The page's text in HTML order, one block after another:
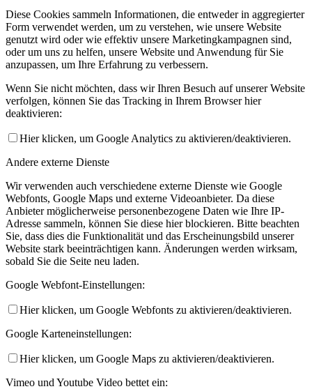
Diese Cookies sammeln Informationen, die entweder in aggregierter
Form verwendet werden, um zu verstehen, wie unsere Website
genutzt wird oder wie effektiv unsere Marketingkampagnen sind,
oder um uns zu helfen, unsere Website und Anwendung für Sie
anzupassen, um Ihre Erfahrung zu verbessern.
Wenn Sie nicht möchten, dass wir Ihren Besuch auf unserer Website
verfolgen, können Sie das Tracking in Ihrem Browser hier
deaktivieren:
Hier klicken, um Google Analytics zu aktivieren/deaktivieren.
Andere externe Dienste
Wir verwenden auch verschiedene externe Dienste wie Google
Webfonts, Google Maps und externe Videoanbieter. Da diese
Anbieter möglicherweise personenbezogene Daten wie Ihre IP-
Adresse sammeln, können Sie diese hier blockieren. Bitte beachten
Sie, dass dies die Funktionalität und das Erscheinungsbild unserer
Website stark beeinträchtigen kann. Änderungen werden wirksam,
sobald Sie die Seite neu laden.
Google Webfont-Einstellungen:
Hier klicken, um Google Webfonts zu aktivieren/deaktivieren.
Google Karteneinstellungen:
Hier klicken, um Google Maps zu aktivieren/deaktivieren.
Vimeo und Youtube Video bettet ein: